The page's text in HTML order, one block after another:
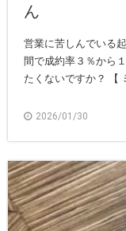
ん
営業に苦しんでいる
間で成約率３％から
たくないですか？ 【
2026/01/30